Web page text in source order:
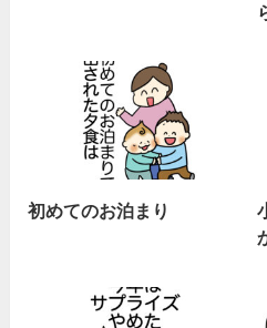
初めてのお泊まり